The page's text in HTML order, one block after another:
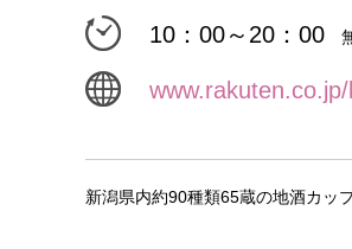
10：00～20：00
新潟県内約90種類65蔵の地酒カッ